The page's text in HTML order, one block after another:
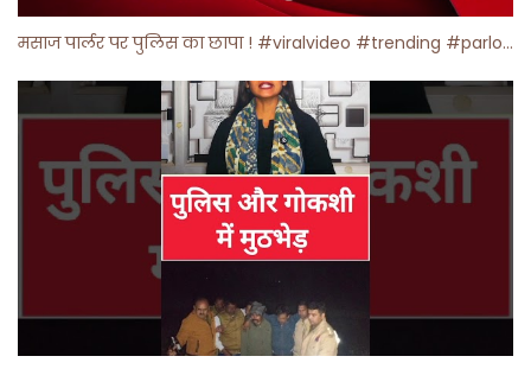
मसाज पार्लर पर पुलिस का छापा ! #viralvideo #trending #parlour